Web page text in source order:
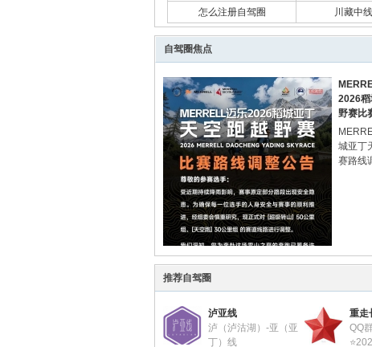
自 »
怎么注册自驾圈
川藏中线
自驾圈焦点
2026稻
野赛比
城亚丁
赛路线
推荐自驾圈
泸亚线
泸（泸沽湖）-亚（亚
丁）线
重走
QQ